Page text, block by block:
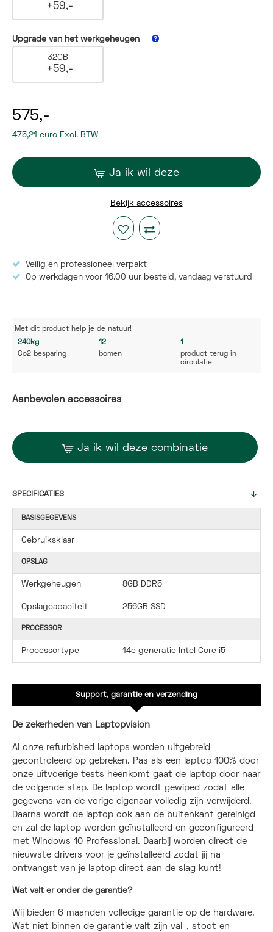
+59,-
Upgrade van het werkgeheugen
32GB
+59,-
575,-
475,21 euro Excl. BTW
Ja ik wil deze
Bekijk accessoires
Veilig en professioneel verpakt
Op werkdagen voor 16.00 uur besteld, vandaag verstuurd
Met dit product help
je de natuur!
240kg
12
1
Co2 besparing
bomen
product terug in
circulatie
Aanbevolen accessoires
Ja ik wil deze combinatie
SPECIFICATIES
BASISGEGEVENS
Gebruiksklaar
OPSLAG
Werkgeheugen 8GB DDR5
Opslagcapaciteit 256GB SSD
PROCESSOR
Processortype 14e generatie Intel Core i5
Support, garantie en verzending
De zekerheden van Laptopvision
Al onze refurbished laptops worden uitgebreid
gecontroleerd op gebreken. Pas als een laptop 100% door
onze uitvoerige tests heenkomt gaat de laptop door naar
de volgende stap. De laptop wordt gewiped zodat alle
gegevens van de vorige eigenaar volledig zijn verwijderd.
Daarna wordt de laptop ook aan de buitenkant gereinigd
en zal de laptop worden geïnstalleerd en geconfigureerd
met Windows 10 Professional. Daarbij worden direct de
nieuwste drivers voor je geïnstalleerd zodat jij na
ontvangst van je laptop direct aan de slag kunt!
Wat valt er onder de garantie?
Wij bieden 6 maanden volledige garantie op de hardware.
Wat niet binnen de garantie valt zijn val-, stoot en